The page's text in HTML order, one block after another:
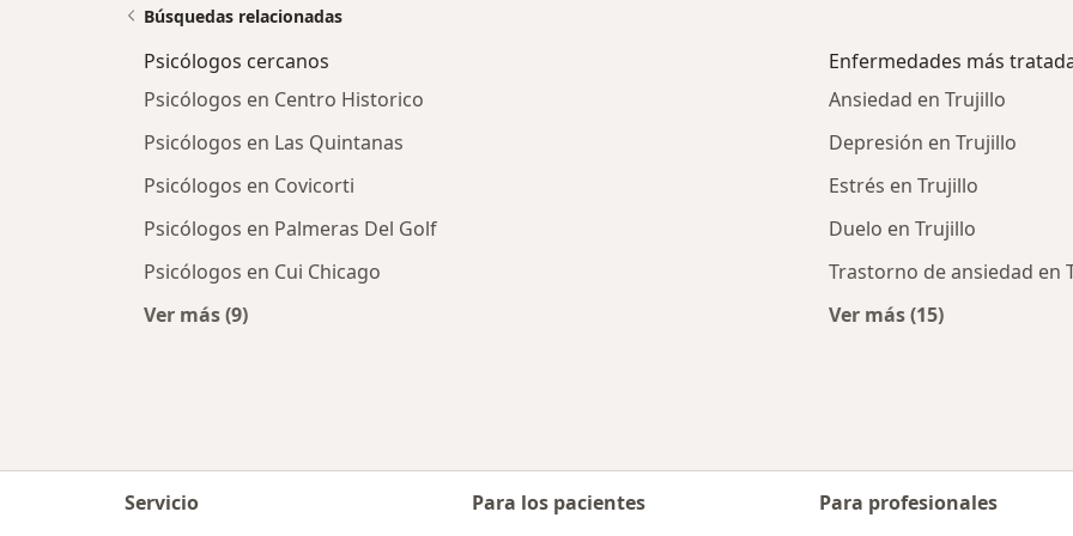
Búsquedas relacionadas
Psicólogos cercanos
Psicólogos en Centro Historico
Psicólogos en Las Quintanas
Psicólogos en Covicorti
Psicólogos en Palmeras Del Golf
Psicólogos en Cui Chicago
Ver más (9)
Enfermedades más
Ansiedad en Trujillo
Depresión en Trujillo
Estrés en Trujillo
Duelo en Trujillo
Trastorno de ansiedad en
Ver más (15)
Servicio
Para los pacientes
Para profesionales